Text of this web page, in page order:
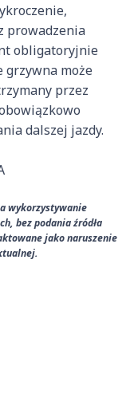
prowadzenia
obligatoryjnie
grzywna może
przez
dalszej jazdy.
wykorzystywanie
bez podania źródła
jako naruszenie